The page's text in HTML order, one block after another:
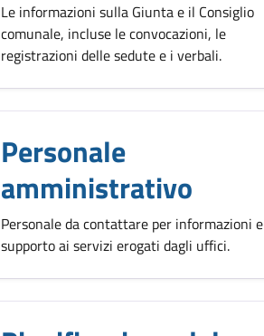
Le informazioni sulla Giunta e il Consiglio
comunale, incluse le convocazioni, le
registrazioni delle sedute e i verbali.
Personale
amministrativo
Personale da contattare per informazioni e
supporto ai servizi erogati dagli uffici.